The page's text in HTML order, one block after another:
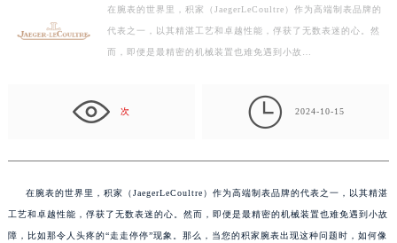
在腕表的世界里，积家（JaegerLeCoultre）作为高端制表品牌的
代表之一，以其精湛工艺和卓越性能，俘获了无数表迷的心。然
而，即便是最精密的机械装置也难免遇到小故…
次  2024-10-15
在腕表的世界里，积家（JaegerLeCoultre）作为高端制表品牌的代表之一，以其精湛
工艺和卓越性能，俘获了无数表迷的心。然而，即便是最精密的机械装置也难免遇到小故
障，比如那令人头疼的“走走停停”现象。那么，当您的积家腕表出现这种问题时，如何像